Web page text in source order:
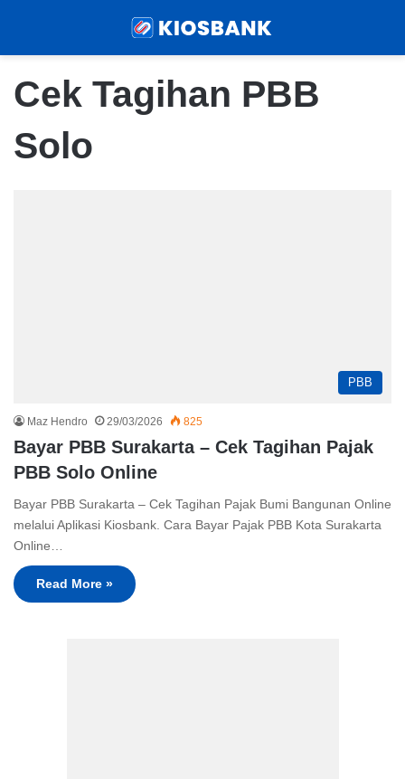
Cek Tagihan PBB
Solo
PBB
Maz Hendro 29/03/2026 825
Bayar PBB Surakarta – Cek Tagihan Pajak
PBB Solo Online
Bayar PBB Surakarta – Cek Tagihan Pajak Bumi Bangunan Online
melalui Aplikasi Kiosbank. Cara Bayar Pajak PBB Kota Surakarta
Online…
Read More »